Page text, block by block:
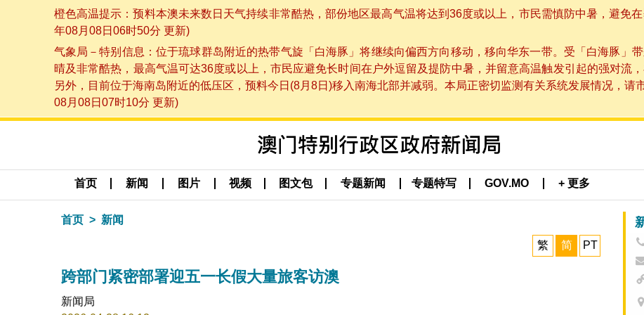
橙色高温提示：预料本澳未来数日天气持续非常酷热，部份地区最高气温将达到36度或以上，市民需慎防中暑，避免
年08月08日06时50分 更新)
气象局－特别信息：位于琉球群岛附近的热带气旋「白海豚」将继续向偏西方向移动，移向华东一带。受「白海豚」
晴及非常酷热，最高气温可达36度或以上，市民应避免长时间在户外逗留及提防中暑，并留意高温触发引起的强对流
另外，目前位于海南岛附近的低压区，预料今日(8月8日)移入南海北部并减弱。本局正密切监测有关系统发展情况，请
08月08日07时10分 更新)
首页 新闻 图片 视频 图文包 专题新闻 专题特写 GOV.MO + 更多
首页 新闻
繁 简 PT
跨部门紧密部署迎五一长假大量旅客访澳
新闻局